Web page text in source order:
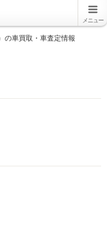
メニュー
車買取・車査定情報